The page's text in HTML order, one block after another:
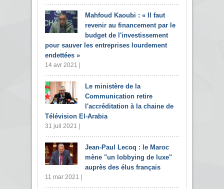
Mahfoud Kaoubi : « Il faut
revenir au financement par le
budget de l'investissement
pour sauver les entreprises lourdement
endettées »
14 avr 2021 |
Le ministère de la
Communication retire
l'accréditation à la chaine de
Télévision El-Arabia
31 juil 2021 |
Jean-Paul Lecoq : le Maroc
mène "un lobbying de luxe"
auprès des élus français
11 mar 2021 |